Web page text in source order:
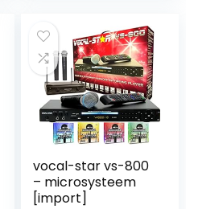
vocal-star vs-800
– microsysteem
[import]